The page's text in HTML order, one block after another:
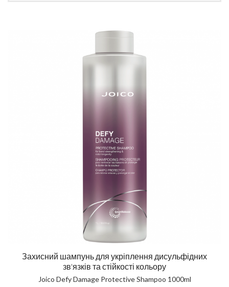
Захисний шампунь для укріплення дисульфідних
зв'язків та стійкості кольору
Joico Defy Damage Protective Shampoo 1000ml